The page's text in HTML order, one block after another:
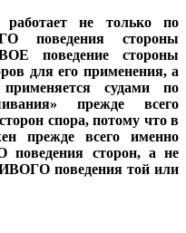
не только по
поведения стороны
поведение стороны
для его применения, а
судами по
прежде всего
спора, потому что в
прежде всего именно
сторон, а не
поведения той или